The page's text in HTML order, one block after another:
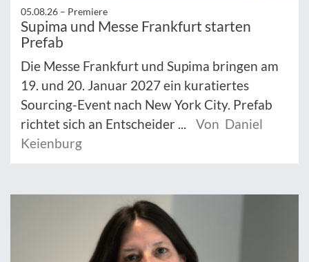
05.08.26 – Premiere
Supima und Messe Frankfurt starten
Prefab
Die Messe Frankfurt und Supima bringen am
19. und 20. Januar 2027 ein kuratiertes
Sourcing-Event nach New York City. Prefab
richtet sich an Entscheider ...
Von Daniel
Keienburg